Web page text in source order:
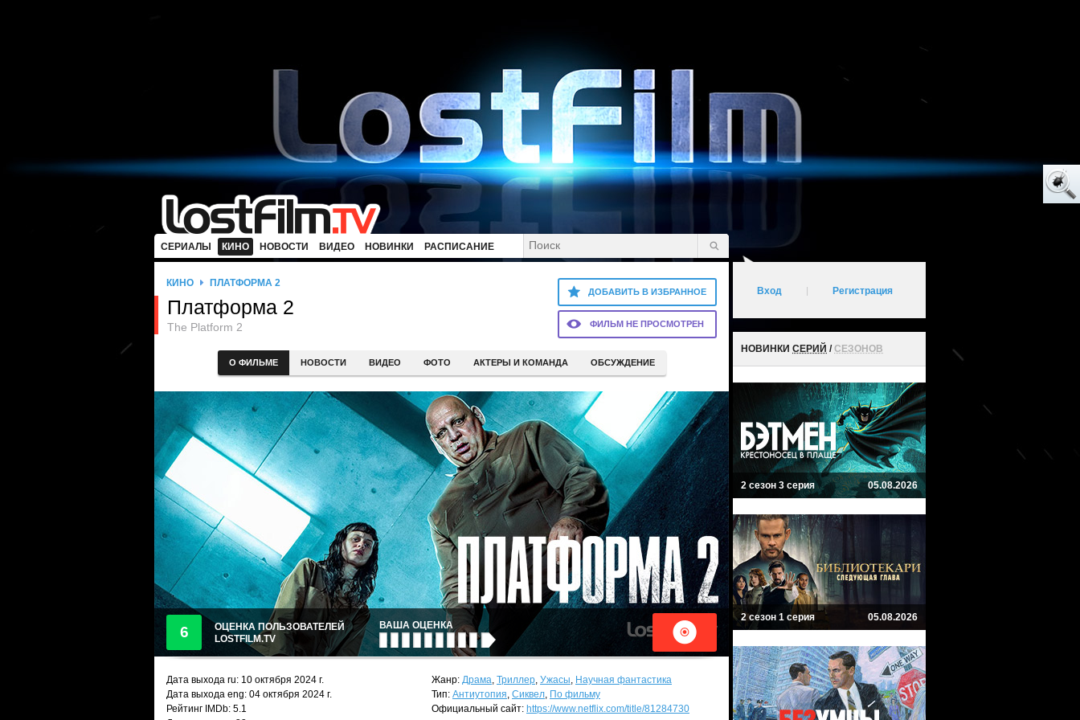
СЕРИАЛЫ КИНО НОВОСТИ ВИДЕО НОВИНКИ РАСПИСАНИЕ
ДОБАВИТЬ В ИЗБРАННОЕ
ФИЛЬМ НЕ ПРОСМОТРЕН
КИНО ПЛАТФОРМА 2
Платформа 2
The Platform 2
О ФИЛЬМЕ НОВОСТИ ВИДЕО ФОТО АКТЕРЫ И КОМАНДА ОБСУЖДЕНИЕ
6
ОЦЕНКА ПОЛЬЗОВАТЕЛЕЙ
LOSTFILM.TV
ВАША ОЦЕНКА
Дата выхода ru: 10 октября 2024 г.
Дата выхода eng: 04 октября 2024 г.
Рейтинг IMDb: 5.1
Жанр: Драма, Триллер, Ужасы, Научная фантастика
Тип: Антиутопия, Сиквел, По фильму
Официальный сайт: https://www.netflix.com/title/81284730
Вход Регистрация
НОВИНКИ СЕРИЙ /СЕЗОНОВ
2 сезон 3 серия 05.08.2026
2 сезон 1 серия 05.08.2026